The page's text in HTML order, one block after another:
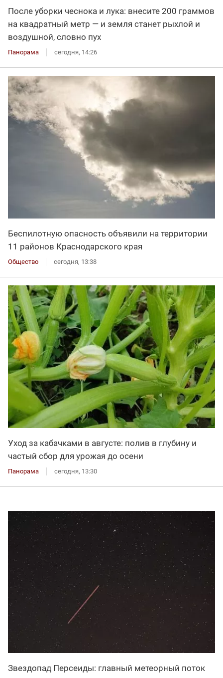
После уборки чеснока и лука: внесите 200 граммов
на квадратный метр — и земля станет рыхлой и
воздушной, словно пух
Панорама сегодня, 14:26
Беспилотную опасность объявили на территории
11 районов Краснодарского края
Общество сегодня, 13:38
Уход за кабачками в августе: полив в глубину и
частый сбор для урожая до осени
Панорама сегодня, 13:30
Звездопад Персеиды: главный метеорный поток